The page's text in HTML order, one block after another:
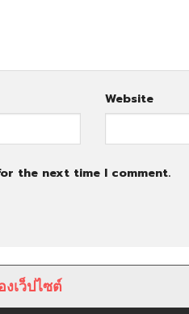
Website
the next time I comment.
เว็ปไซต์